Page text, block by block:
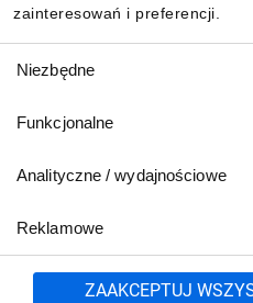
zainteresowań i preferencji.
zgody
Niezbędne
Funkcjonalne
Analityczne / wydajnościowe
Reklamowe
ZAAKCEPTUJ
801 500 700